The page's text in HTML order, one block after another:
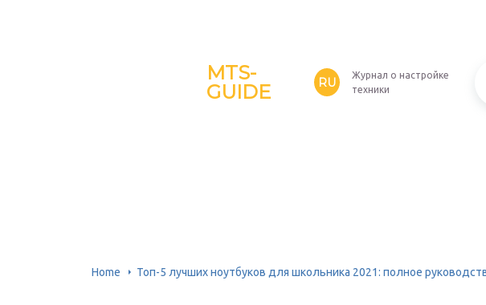
MTS-
GUIDE
RU
Журнал о настройке
техники
Home Топ-5 лучших ноутбуков для школьника 2021: полное